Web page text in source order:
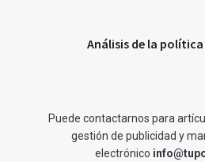
Análisis de la política
Puede contactarnos para
gestión de publicidad y
electrónico